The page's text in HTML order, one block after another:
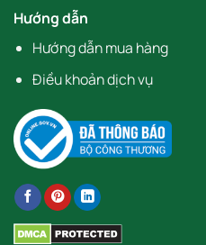
Hướng dẫn
Hướng dẫn mua hàng
Điều khoản dịch vụ